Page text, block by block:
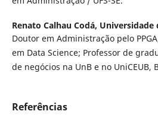
Renato Calhau Codá, Universidade
Doutor em Administração pelo
em Data Science; Professor de
de negócios na UnB e no UniCEUB,
Referências